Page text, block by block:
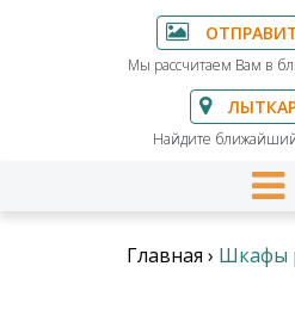
Мы рассчитаем Вам в
Найдите
Главная › Шкафы